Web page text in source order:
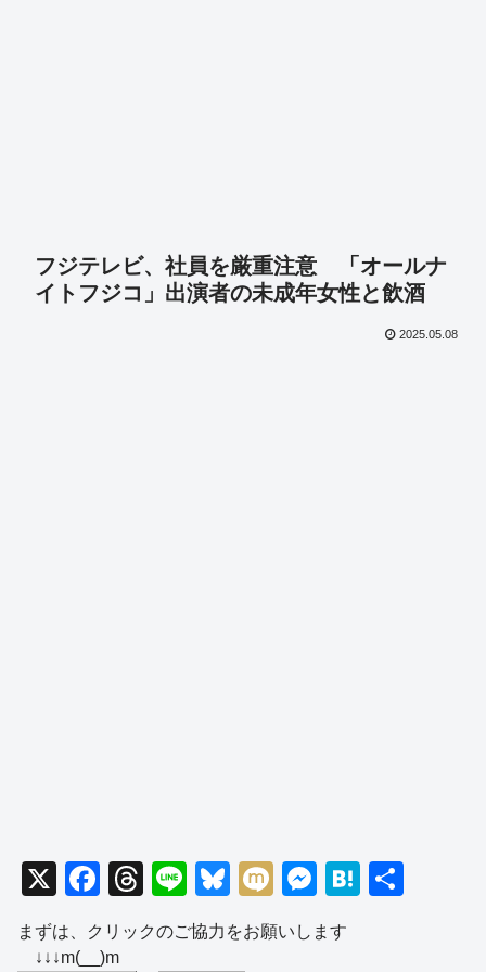
フジテレビ、社員を厳重注意 「オールナ
イトフジコ」出演者の未成年女性と飲酒
2025.05.08
X
F
a
c
T
hr
e
Li
n
e
Bl
u
e
M
ixi
M
e
ss
H
まずは、クリックのご協力をお願いします
↓↓↓m(__)m